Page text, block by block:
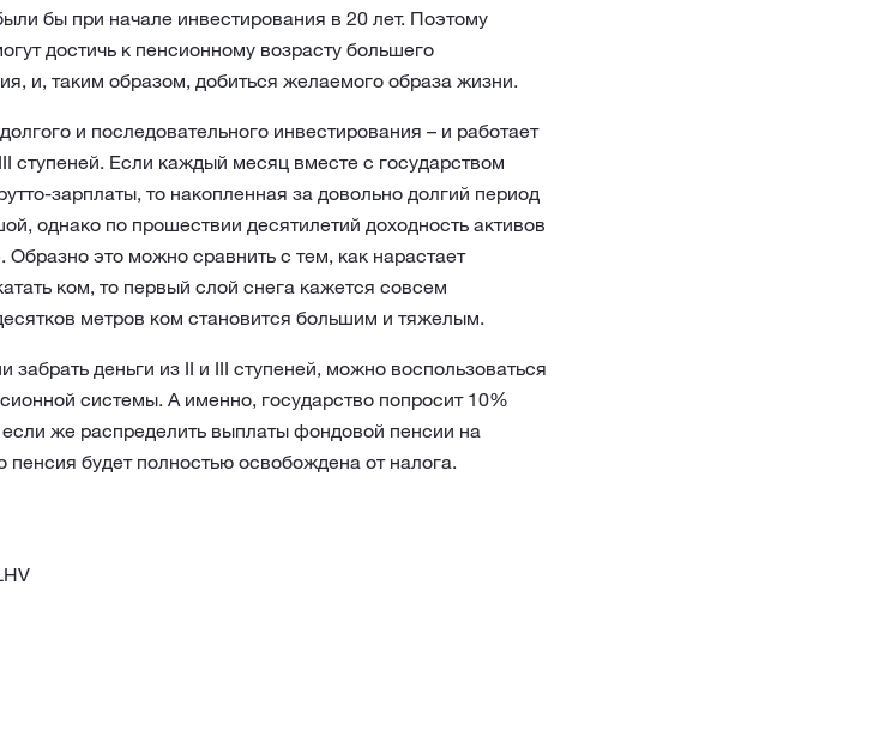
бы при начале инвестирования в 20 лет. Поэтому
достичь к пенсионному возрасту большего
и, таким образом, добиться желаемого образа жизни.
и последовательного инвестирования – и работает
ступеней. Если каждый месяц вместе с государством
зарплаты, то накопленная за довольно долгий период
однако по прошествии десятилетий доходность активов
это можно сравнить с тем, как нарастает
ком, то первый слой снега кажется совсем
метров ком становится большим и тяжелым.
деньги из II и III ступеней, можно воспользоваться
системы. А именно, государство попросит 10%
же распределить выплаты фондовой пенсии на
будет полностью освобождена от налога.